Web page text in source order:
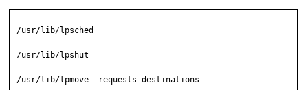
/usr/lib/lpsched
/usr/lib/lpshut
/usr/lib/lpmove  requests destinations